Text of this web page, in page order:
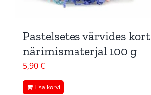
Pastelsetes värvides
närimismaterjal 100 g
5,90€
Lisa korvi